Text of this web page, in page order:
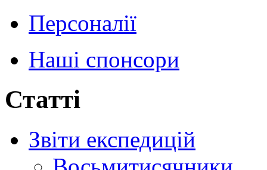
Персоналії
Наші спонсори
Статті
Звіти експедицій